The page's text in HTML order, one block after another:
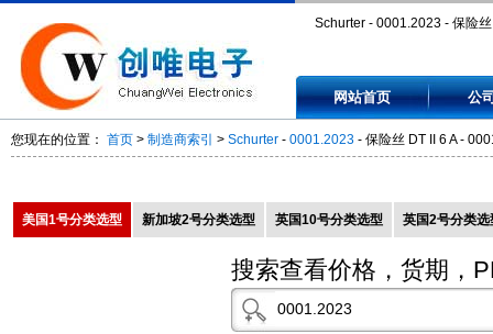
Schurter - 0001.2023 - 保险
网站首页 公
您现在的位置： 首页 > 制造商索引 > Schurter - 0001.2023 - 保险丝 DT II 6 A -
美国1号分类选型 新加坡2号分类选型 英国10号分类选型 英国2号分类选
搜索查看价格，货期，